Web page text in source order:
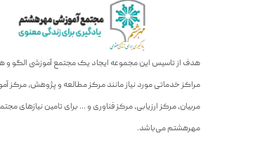
هدف از تاسیس این مجموعه ایجاد یک مجتمع آموزشی الگو و
مراکز خدماتی مورد نیاز مانند مرکز مطالعه و پژوهش، مرکز
مربیان، مرکز ارزیابی، مرکز فناوری و … برای تامین نیازهای
مهرهشتم می‌باشد.